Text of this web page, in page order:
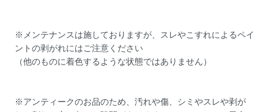
※メンテナンスは施しておりますが、スレやこすれによるペイ
ントの剥がれにはご注意ください
（他のものに着色するような状態ではありません）
※アンティークのお品のため、汚れや傷、シミやスレや剥が